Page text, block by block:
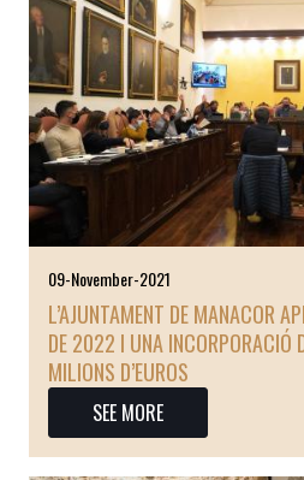
09-November-2021
L’AJUNTAMENT DE MANACOR
DE 2022 I UNA INCORPORACIÓ
MILIONS D’EUROS
SEE MORE